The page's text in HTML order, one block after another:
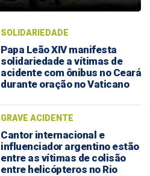
SOLIDARIEDADE
Papa Leão XIV manifesta
solidariedade a vítimas de
acidente com ônibus no Ceará
durante oração no Vaticano
GRAVE ACIDENTE
Cantor internacional e
influenciador argentino estão
entre as vítimas de colisão
entre helicópteros no Rio